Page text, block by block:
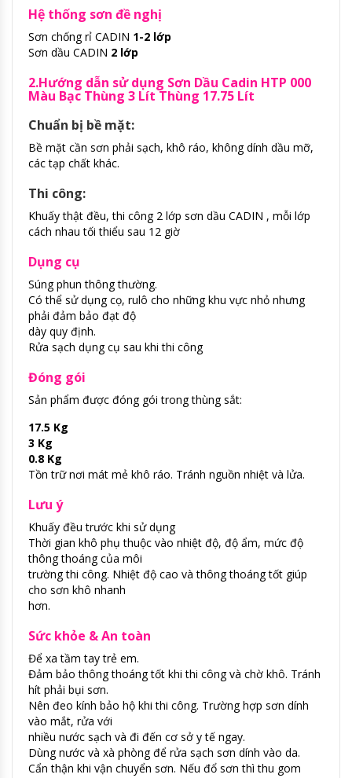
Hệ thống sơn đề nghị
Sơn chống rỉ CADIN 1-2 lớp
Sơn dầu CADIN 2 lớp
2.Hướng dẫn sử dụng Sơn Dầu Cadin HTP 000
Màu Bạc Thùng 3 Lít Thùng 17.75 Lít
Chuẩn bị bề mặt:
Bề mặt cần sơn phải sạch, khô ráo, không dính dầu mỡ,
các tạp chất khác.
Thi công:
Khuấy thật đều, thi công 2 lớp sơn dầu CADIN , mỗi lớp
cách nhau tối thiểu sau 12 giờ
Dụng cụ
Súng phun thông thường.
Có thể sử dụng cọ, rulô cho những khu vực nhỏ nhưng
phải đảm bảo đạt độ
dày quy định.
Rửa sạch dụng cụ sau khi thi công
Đóng gói
Sản phẩm được đóng gói trong thùng sắt:
17.5 Kg
3 Kg
0.8 Kg
Tồn trữ nơi mát mẻ khô ráo. Tránh nguồn nhiệt và lửa.
Lưu ý
Khuấy đều trước khi sử dụng
Thời gian khô phụ thuộc vào nhiệt độ, độ ẩm, mức độ
thông thoáng của môi
trường thi công. Nhiệt độ cao và thông thoáng tốt giúp
cho sơn khô nhanh
hơn.
Sức khỏe & An toàn
Để xa tầm tay trẻ em.
Đảm bảo thông thoáng tốt khi thi công và chờ khô. Tránh
hít phải bụi sơn.
Nên đeo kính bảo hộ khi thi công. Trường hợp sơn dính
vào mắt, rửa với
nhiều nước sạch và đi đến cơ sở y tế ngay.
Dùng nước và xà phòng để rửa sạch sơn dính vào da.
Cẩn thận khi vận chuyển sơn. Nếu đổ sơn thì thu gom